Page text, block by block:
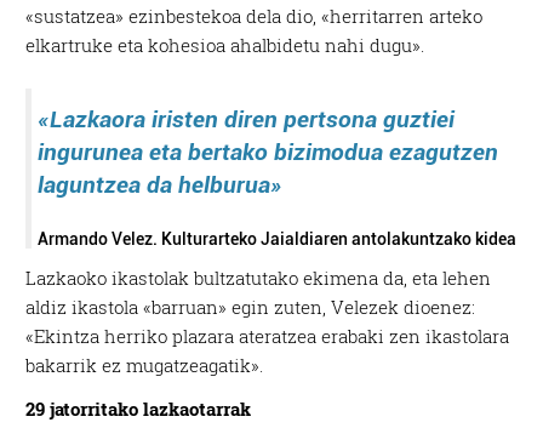
«sustatzea» ezinbestekoa dela dio, «herritarren arteko
elkartruke eta kohesioa ahalbidetu nahi dugu».
«Lazkaora iristen diren pertsona guztiei
ingurunea eta bertako bizimodua ezagutzen
laguntzea da helburua»
Armando Velez. Kulturarteko Jaialdiaren antolakuntzako kidea
Lazkaoko ikastolak bultzatutako ekimena da, eta lehen
aldiz ikastola «barruan» egin zuten, Velezek dioenez:
«Ekintza herriko plazara ateratzea erabaki zen ikastolara
bakarrik ez mugatzeagatik».
29 jatorritako lazkaotarrak